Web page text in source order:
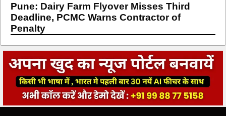
Pune: Dairy Farm Flyover Misses Third
Deadline, PCMC Warns Contractor of
Penalty